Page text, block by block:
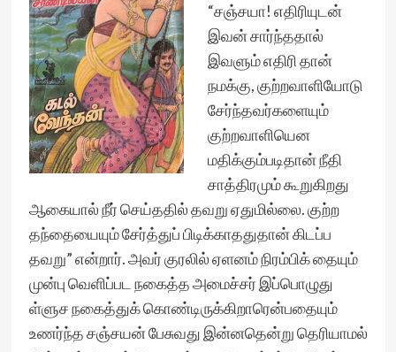
“சஞ்சயா! எதிரியுடன்
இவன் சார்ந்ததால்
இவளும் எதிரி தான்
நமக்கு, குற்றவாளியோடு
சேர்ந்தவர்களையும்
குற்றவாளியென
மதிக்கும்படிதான் நீதி
சாத்திரமும் கூறுகிறது
ஆகையால் நீர் செய்ததில் தவறு ஏதுமில்லை. குற்ற
தந்தையையும் சேர்த்துப் பிடிக்காததுதான் கிடப்ப
தவறு” என்றார். அவர் குரலில் ஏளனம் நிரம்பிக் தையும்
முன்பு வெளிப்பட நகைத்த அமைச்சர் இப்பொழுது
ள்ளுச நகைத்துக் கொண்டிருக்கிறாரென்பதையும்
உணர்ந்த சஞ்சயன் பேசுவது இன்னதென்று தெரியாமல்